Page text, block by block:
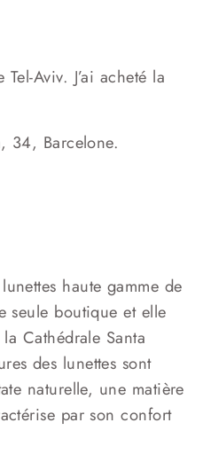
Aviv. J’ai acheté la
34, Barcelone.
haute gamme de
seule boutique et elle
Cathédrale Santa
des lunettes sont
naturelle, une matière
par son confort